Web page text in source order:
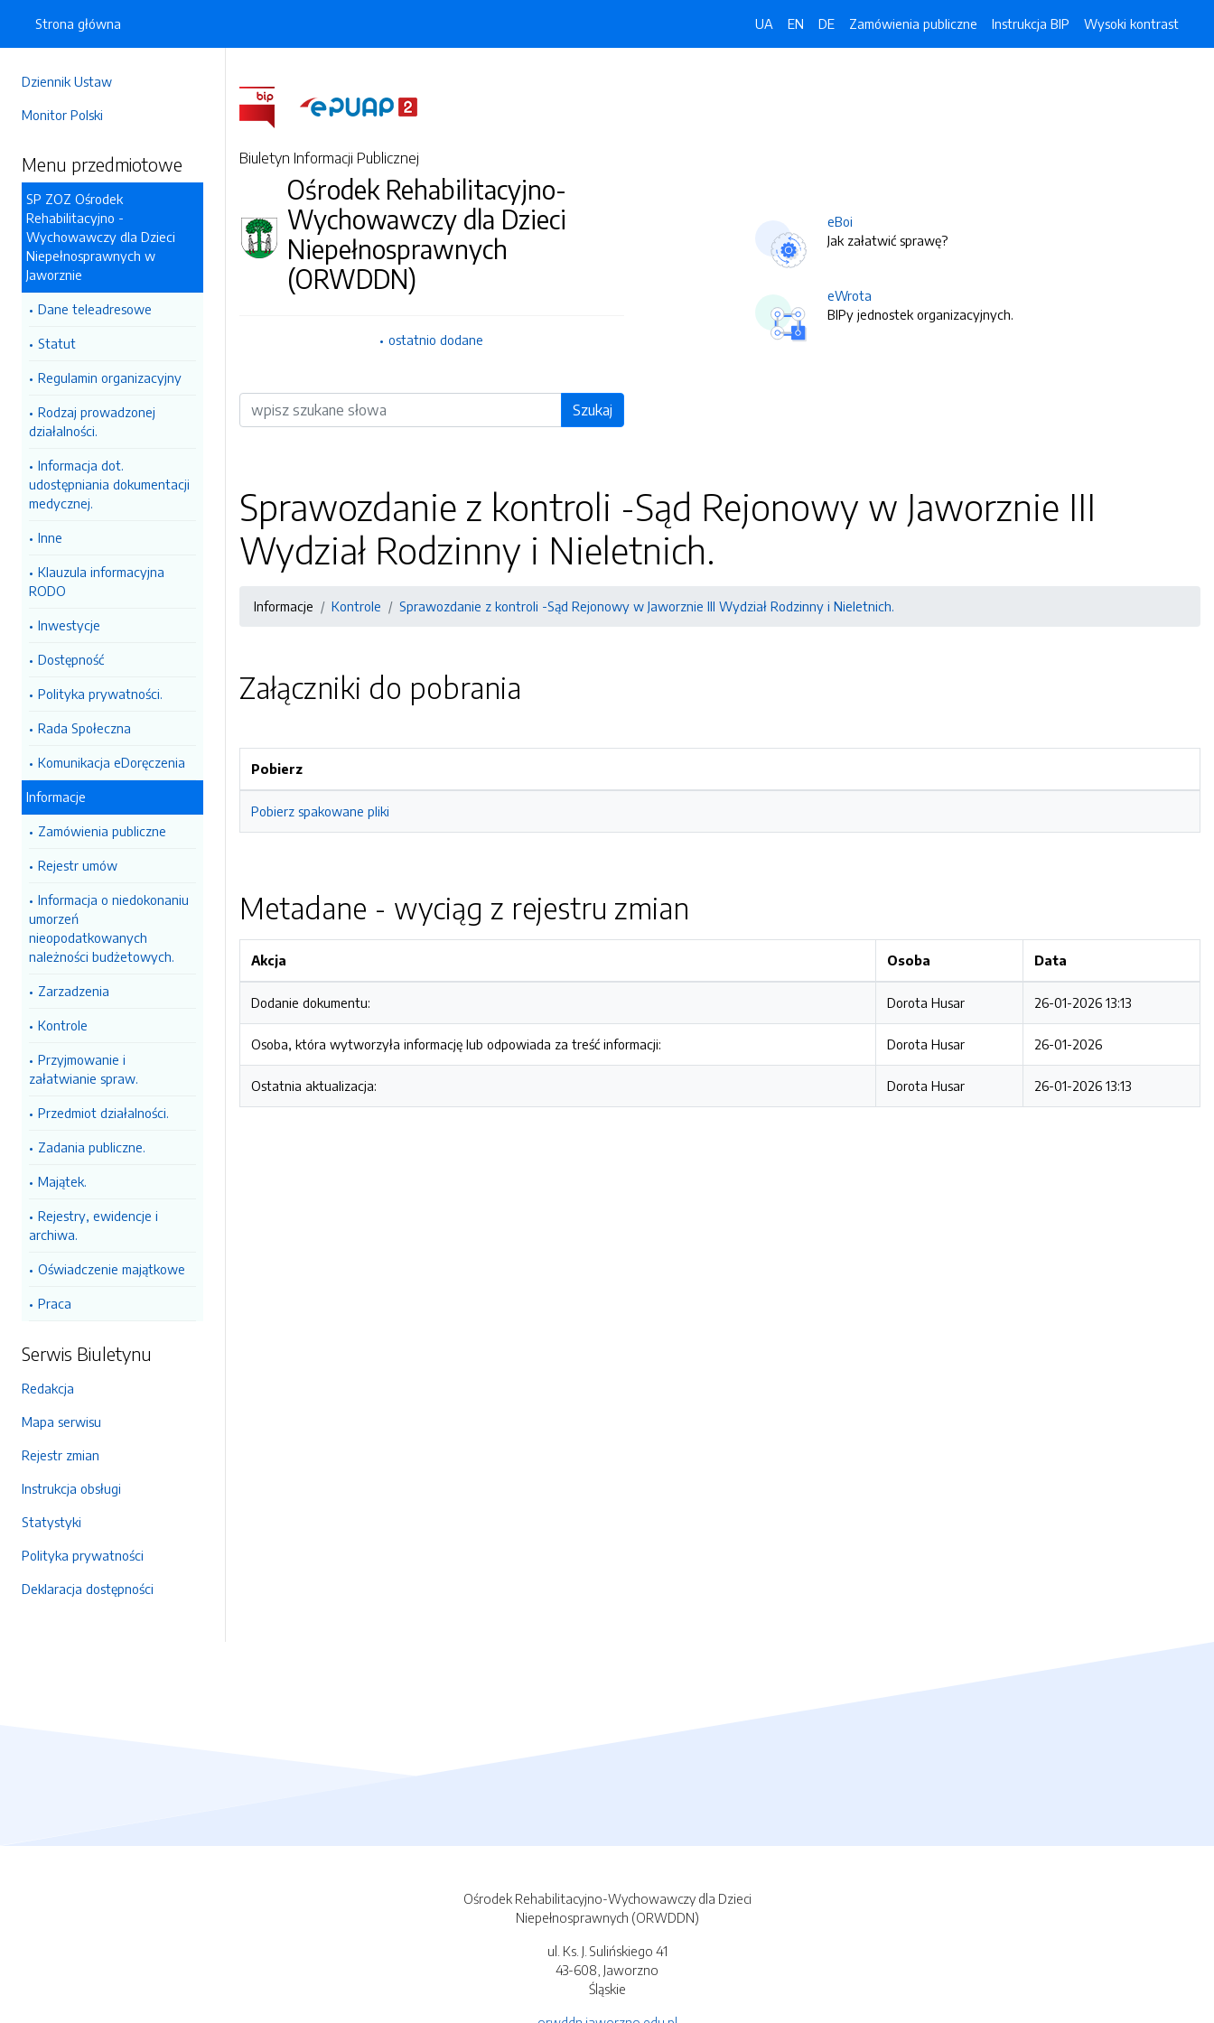
Dziennik Ustaw
Monitor Polski
Menu przedmiotowe
SP ZOZ Ośrodek
Rehabilitacyjno -
Wychowawczy dla Dzieci
Niepełnosprawnych w
Jaworznie
Dane teleadresowe
Statut
Regulamin organizacyjny
Rodzaj prowadzonej
działalności.
Informacja dot.
udostępniania dokumentacji
medycznej.
Inne
Klauzula informacyjna
RODO
Inwestycje
Dostępność
Polityka prywatności.
Rada Społeczna
Komunikacja eDoręczenia
Informacje
Zamówienia publiczne
Rejestr umów
Informacja o niedokonaniu
umorzeń
nieopodatkowanych
należności budżetowych.
Zarzadzenia
Kontrole
Przyjmowanie i
załatwianie spraw.
Przedmiot działalności.
Zadania publiczne.
Majątek.
Rejestry, ewidencje i
archiwa.
Oświadczenie majątkowe
Praca
Serwis Biuletynu
Redakcja
Mapa serwisu
Rejestr zmian
Instrukcja obsługi
Statystyki
Polityka prywatności
Deklaracja dostępności
Strona główna UA EN DE Zamówienia publiczne Instrukcja BIP Wysoki kontrast
Biuletyn Informacji Publicznej
Ośrodek Rehabilitacyjno-
Wychowawczy dla Dzieci
Niepełnosprawnych
(ORWDDN)
ostatnio dodane
Wyszukiwarka Szukaj
eBoi
Jak załatwić sprawę?
eWrota
BIPy jednostek organizacyjnych.
Sprawozdanie z kontroli -Sąd Rejonowy w Jaworznie III
Wydział Rodzinny i Nieletnich.
Informacje Kontrole Sprawozdanie z kontroli -Sąd Rejonowy w Jaworznie III Wydział Rodzinny i Nieletnich.
Załączniki do pobrania
Pobierz
Pobierz spakowane pliki
Metadane - wyciąg z rejestru zmian
Akcja Osoba Data
Dodanie dokumentu: Dorota Husar 26-01-2026 13:13
Osoba, która wytworzyła informację lub odpowiada za treść informacji: Dorota Husar 26-01-2026
Ostatnia aktualizacja: Dorota Husar 26-01-2026 13:13
Ośrodek Rehabilitacyjno-Wychowawczy dla Dzieci
Niepełnosprawnych (ORWDDN)
ul. Ks. J. Sulińskiego 41
43-608, Jaworzno
Śląskie